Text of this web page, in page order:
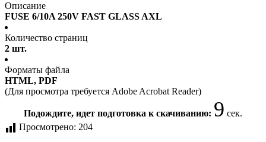
Описание
FUSE 6/10A 250V FAST GLASS AXL
Количество страниц
2 шт.
Форматы файла
HTML, PDF
(Для просмотра требуется Adobe Acrobat Reader)
Подождите, идет подготовка к скачиванию: 9 сек.
Просмотрено: 204